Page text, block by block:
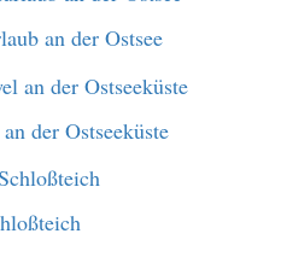
an der Ostsee
der Ostseeküste